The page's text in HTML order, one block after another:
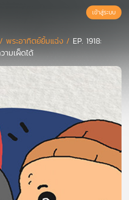
เข้าสู่ระบบ
/พระอาทิตย์ยิ้มแฉ่ง / EP. 1918:
ามเผ็ดได้